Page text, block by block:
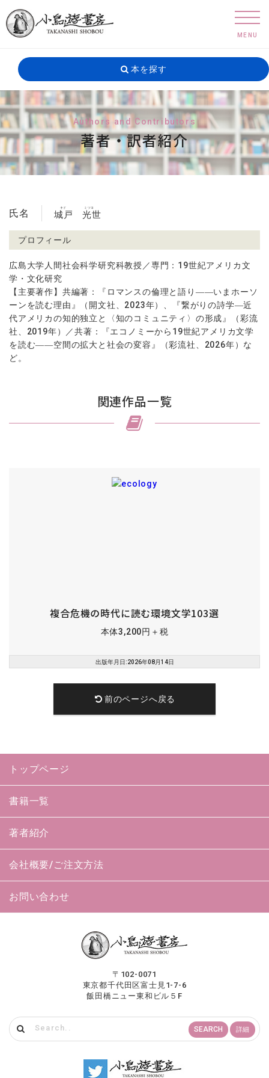
本を探す
Authors and Contributors
著者・訳者紹介
氏名 城戸
キド
光世
ミツヨ
プロフィール
広島大学人間社会科学研究科教授／専門：19世紀アメリカ文
学・文化研究
【主要著作】共編著：『ロマンスの倫理と語り――いまホーソ
ーンを読む理由』（開文社、2023年）、『繋がりの詩学―近
代アメリカの知的独立と〈知のコミュニティ〉の形成』（彩流
社、2019年）／共著：『エコノミーから19世紀アメリカ文学
を読む――空間の拡大と社会の変容』（彩流社、2026年）な
ど。
関連作品一覧
複合危機の時代に読む環境文学103選
本体3,200円＋税
出版年月日:2026年08月14日
前のページへ戻る
トップページ
書籍一覧
著者紹介
会社概要/ご注文方法
お問い合わせ
〒102-0071
東京都千代田区富士見1-7-6
飯田橋ニュー東和ビル５F
SEARCH 詳細
MENU